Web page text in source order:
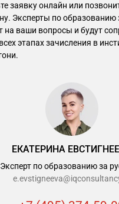
ЕКАТЕРИНА
Эксперт по образованию за
заявку онлайн или
Эксперты по
на ваши вопросы и будут
этапах зачисления в